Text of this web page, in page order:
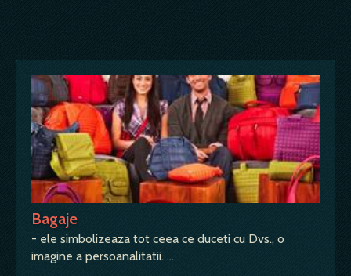
Bagaje
- ele simbolizeaza tot ceea ce duceti cu Dvs., o
imagine a persoanalitatii. …